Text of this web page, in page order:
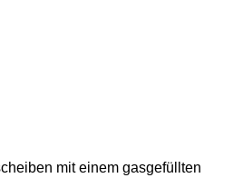
mit einem gasgefüllten